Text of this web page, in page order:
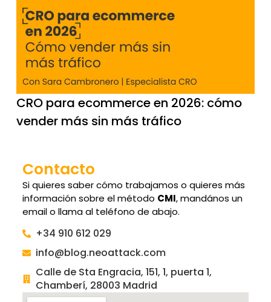
CRO para ecommerce en 2026: cómo
vender más sin más tráfico
Contacto
Si quieres saber cómo trabajamos o quieres más
información sobre el método CMI, mandános un
email o llama al teléfono de abajo.
+34 910 612 029
info@blog.neoattack.com
Calle de Sta Engracia, 151, 1, puerta 1,
Chamberí, 28003 Madrid